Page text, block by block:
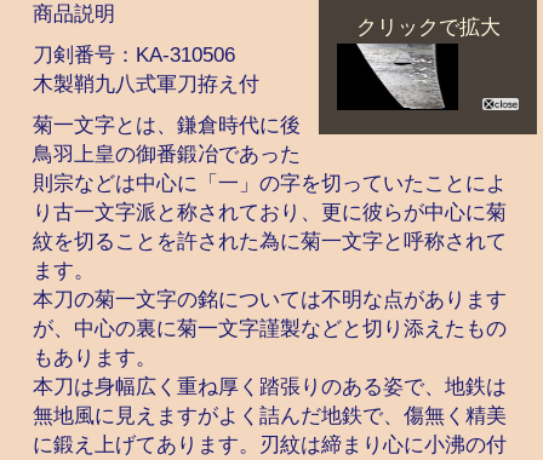
クリックで拡大
商品説明
刀剣番号： KA-310506
木製鞘九八式軍刀拵え付
菊一文字とは、鎌倉時代に後
鳥羽上皇の御番鍛冶であった
則宗などは中心に「一」の字を切っていたことによ
り古一文字派と称されており、更に彼らが中心に菊
紋を切ることを許された為に菊一文字と呼称されて
ます。
本刀の菊一文字の銘については不明な点があります
が、中心の裏に菊一文字謹製などと切り添えたもの
もあります。
本刀は身幅広く重ね厚く踏張りのある姿で、地鉄は
無地風に見えますがよく詰んだ地鉄で、傷無く精美
に鍛え上げてあります。刃紋は締まり心に小沸の付